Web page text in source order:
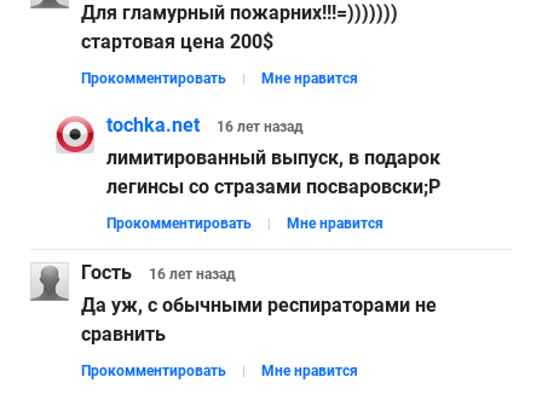
Для гламурный пожарних!!!=)))))))
стартовая цена 200$
Прокомментировать Мне нравится
tochka.net 16 лет назад
лимитированный выпуск, в подарок
легинсы со стразами посваровски;Р
Прокомментировать Мне нравится
Гость 16 лет назад
Да уж, с обычными респираторами не
сравнить
Прокомментировать Мне нравится